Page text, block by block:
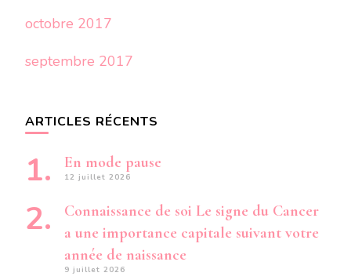
octobre 2017
septembre 2017
ARTICLES RÉCENTS
En mode pause
12 juillet 2026
Connaissance de soi Le signe du Cancer
a une importance capitale suivant votre
année de naissance
9 juillet 2026